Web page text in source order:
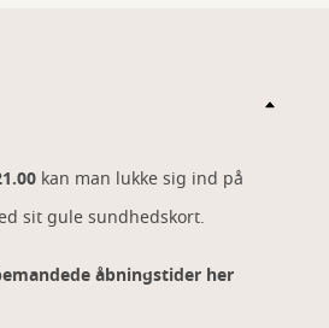
kan man lukke sig ind på
sit gule sundhedskort.
åbningstider her